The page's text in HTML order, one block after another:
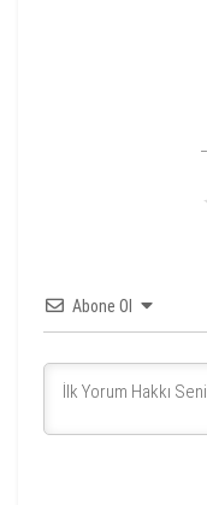
Abone Ol